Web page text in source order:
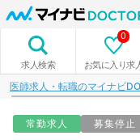
求人検索 お気に入り求
0
医師求人・転職のマイナビ
常勤求人 募集停止